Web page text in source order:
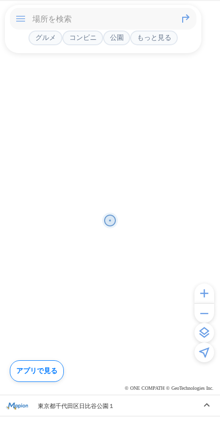
© ONE COMPATH © GeoTechnologies Inc.
グルメ コンビニ 公園 もっと見る
東京都千代田区日比谷公園１
アプリで見る